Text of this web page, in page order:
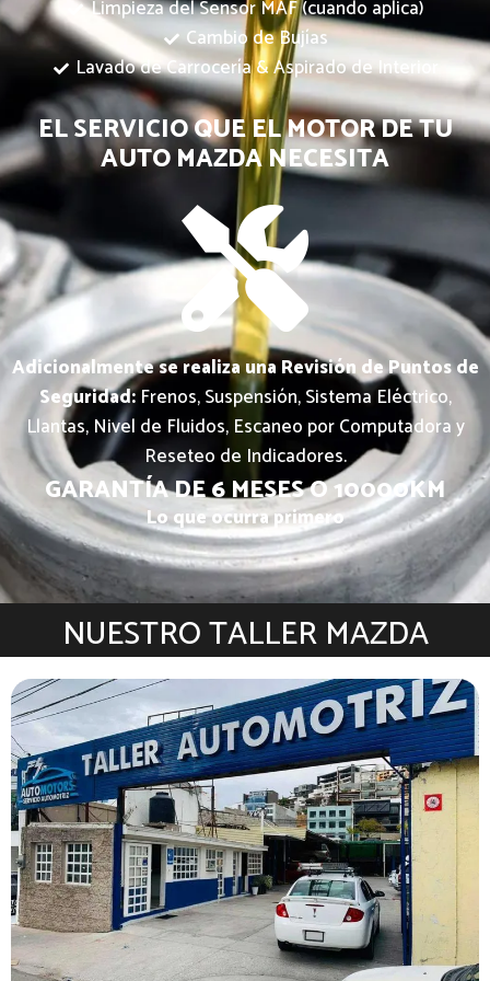
Limpieza del Sensor MAF (cuando aplica)
Cambio de Bujías
Lavado de Carrocería & Aspirado de Interior
EL SERVICIO QUE EL MOTOR DE TU
AUTO MAZDA NECESITA
Adicionalmente se realiza una Revisión de Puntos de
Seguridad:Frenos, Suspensión, Sistema Eléctrico,
Llantas, Nivel de Fluidos, Escaneo por Computadora y
Reseteo de Indicadores.
GARANTÍA DE 6 MESES O 10000KM
Lo que ocurra primero
NUESTRO TALLER MAZDA